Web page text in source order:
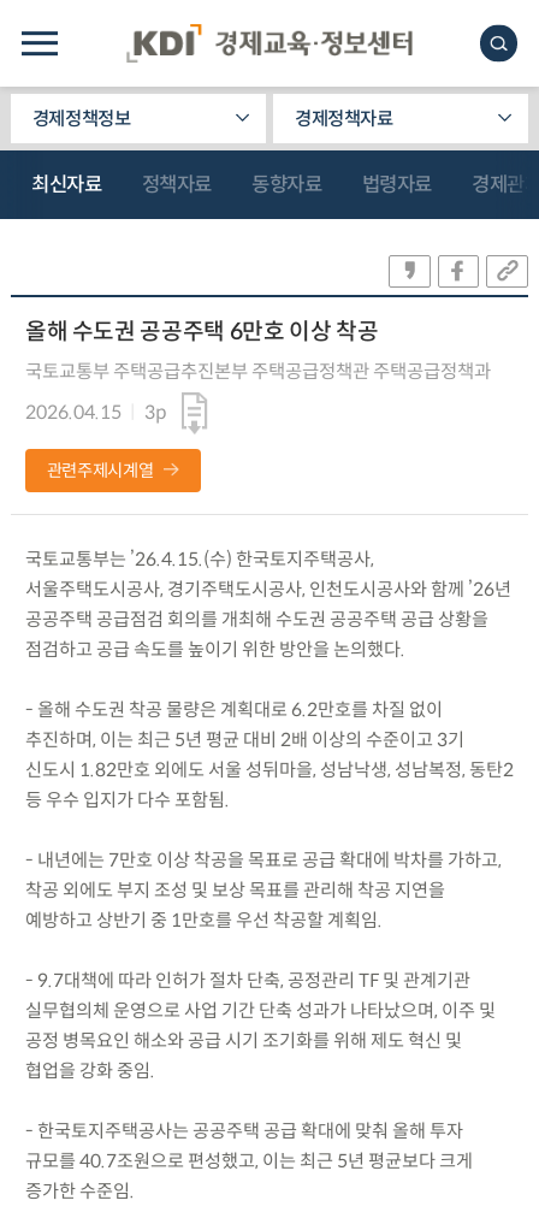
경제정책정보 경제정책자료
최신자료 정책자료 동향자료 법령자료 경제관
올해 수도권 공공주택 6만호 이상 착공
국토교통부 주택공급추진본부 주택공급정책관 주택공급정책과
2026.04.15
3p
관련주제시계열
국토교통부는 ’26.4.15.(수) 한국토지주택공사,
서울주택도시공사, 경기주택도시공사, 인천도시공사와 함께 ’26년
공공주택 공급점검 회의를 개최해 수도권 공공주택 공급 상황을
점검하고 공급 속도를 높이기 위한 방안을 논의했다.
- 올해 수도권 착공 물량은 계획대로 6.2만호를 차질 없이
추진하며, 이는 최근 5년 평균 대비 2배 이상의 수준이고 3기
신도시 1.82만호 외에도 서울 성뒤마을, 성남낙생, 성남복정, 동탄2
등 우수 입지가 다수 포함됨.
- 내년에는 7만호 이상 착공을 목표로 공급 확대에 박차를 가하고,
착공 외에도 부지 조성 및 보상 목표를 관리해 착공 지연을
예방하고 상반기 중 1만호를 우선 착공할 계획임.
- 9.7대책에 따라 인허가 절차 단축, 공정관리 TF 및 관계기관
실무협의체 운영으로 사업 기간 단축 성과가 나타났으며, 이주 및
공정 병목요인 해소와 공급 시기 조기화를 위해 제도 혁신 및
협업을 강화 중임.
- 한국토지주택공사는 공공주택 공급 확대에 맞춰 올해 투자
규모를 40.7조원으로 편성했고, 이는 최근 5년 평균보다 크게
증가한 수준임.